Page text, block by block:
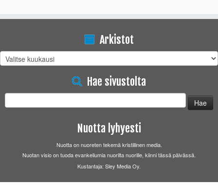
Arkistot
Arkistot
Hae sivustolta
Haku:
Nuotta lyhyesti
Nuotta on nuoreten tekemä kristillinen media.
Nuotan visio on tuoda evankeliumia nuorilta nuorille, kiinni tässä päivässä.
Kustantaja: Sley Media Oy.